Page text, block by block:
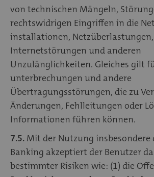
von technischen Mängeln,
rechtswidrigen Eingriffen in die
installationen, Netzüberlastungen,
Internetstörungen und anderen
Unzulänglichkeiten. Gleiches gilt
unterbrechungen und andere
Übertragungsstörungen, die zu
Änderungen, Fehlleitungen oder
Informationen führen können.
7.5. Mit der Nutzung insbesondere
Banking akzeptiert der Benutzer
bestimmter Risiken wie: (1) die